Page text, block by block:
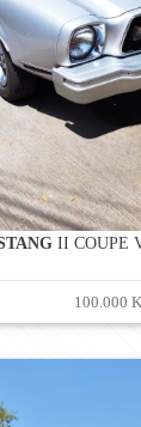
II COUPE
100.000